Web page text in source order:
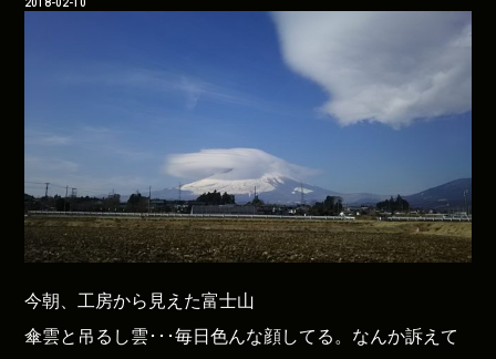
2018-02-10
今朝、工房から見えた富士山
傘雲と吊るし雲･･･毎日色んな顔してる。なんか訴えて